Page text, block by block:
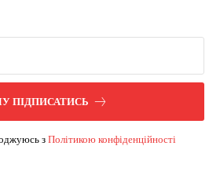
ПІДПИСАТИСЬ
з Політикою конфіденційності